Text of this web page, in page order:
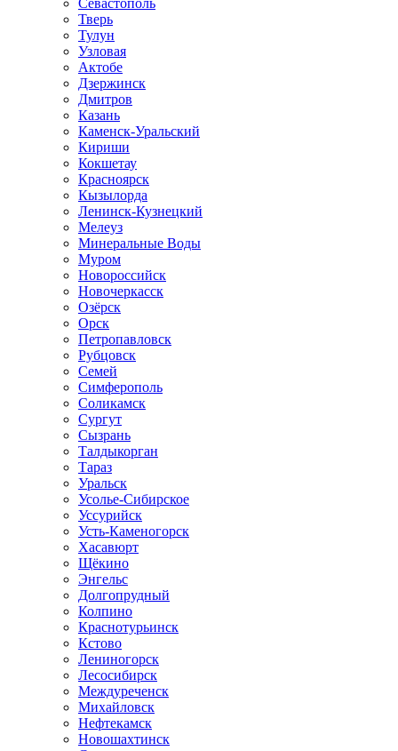
Севастополь
Тверь
Тулун
Узловая
Актобе
Дзержинск
Дмитров
Казань
Каменск-Уральский
Кириши
Кокшетау
Красноярск
Кызылорда
Ленинск-Кузнецкий
Мелеуз
Минеральные Воды
Муром
Новороссийск
Новочеркасск
Озёрск
Орск
Петропавловск
Рубцовск
Семей
Симферополь
Соликамск
Сургут
Сызрань
Талдыкорган
Тараз
Уральск
Усолье-Сибирское
Уссурийск
Усть-Каменогорск
Хасавюрт
Щёкино
Энгельс
Долгопрудный
Колпино
Краснотурьинск
Кстово
Лениногорск
Лесосибирск
Междуреченск
Михайловск
Нефтекамск
Новошахтинск